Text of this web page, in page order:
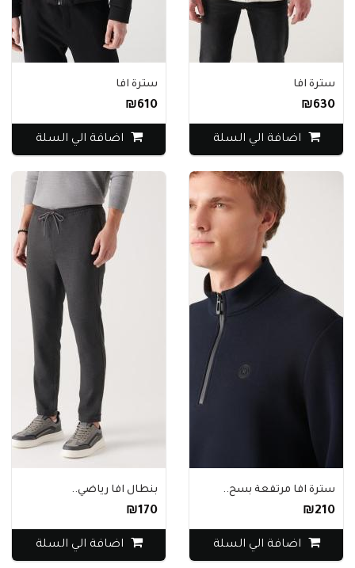
سترة افا
₪630
اضافة الي السلة
سترة افا
₪610
اضافة الي السلة
سترة افا مرتفعة بسح..
₪210
اضافة الي السلة
بنطال افا رياضي..
₪170
اضافة الي السلة